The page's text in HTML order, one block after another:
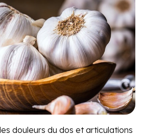
douleurs du dos et articulations